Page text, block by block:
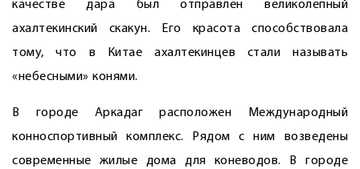
качестве дара был отправлен великолепный
ахалтекинский скакун. Его красота способствовала
тому, что в Китае ахалтекинцев стали называть
«небесными» конями.
В городе Аркадаг расположен Международный
конноспортивный комплекс. Рядом с ним возведены
современные жилые дома для коневодов. В городе